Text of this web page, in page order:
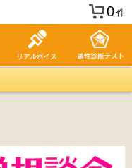
0 件